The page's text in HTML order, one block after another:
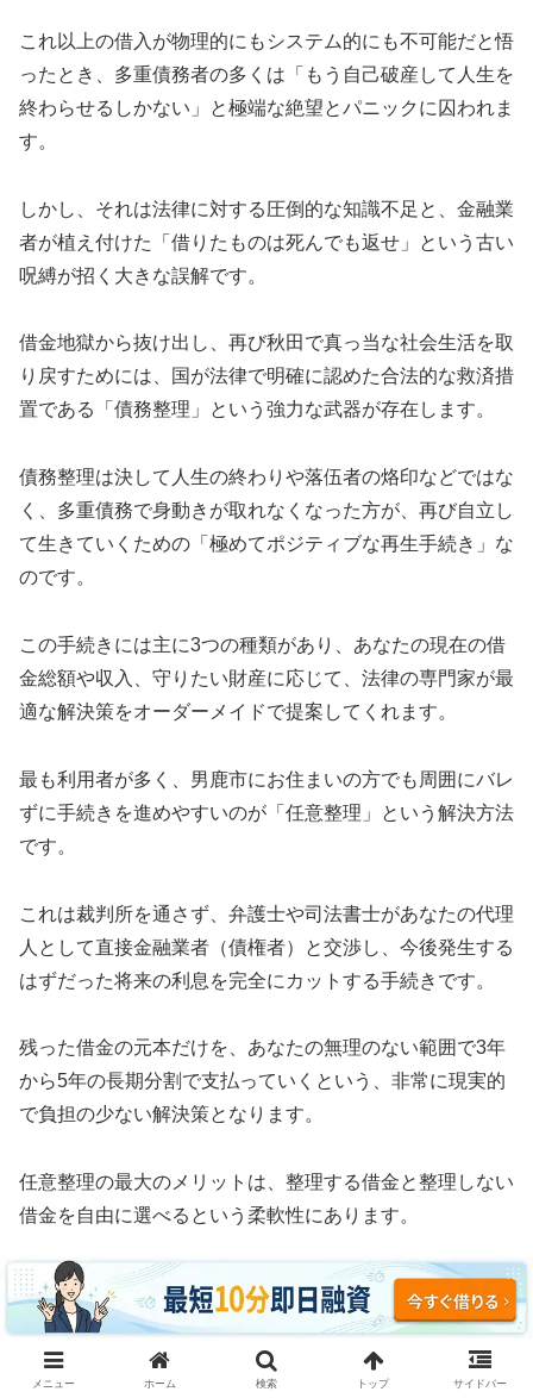
これ以上の借入が物理的にもシステム的にも不可能だと悟
ったとき、多重債務者の多くは「もう自己破産して人生を
終わらせるしかない」と極端な絶望とパニックに囚われま
す。
しかし、それは法律に対する圧倒的な知識不足と、金融業
者が植え付けた「借りたものは死んでも返せ」という古い
呪縛が招く大きな誤解です。
借金地獄から抜け出し、再び秋田で真っ当な社会生活を取
り戻すためには、国が法律で明確に認めた合法的な救済措
置である「債務整理」という強力な武器が存在します。
債務整理は決して人生の終わりや落伍者の烙印などではな
く、多重債務で身動きが取れなくなった方が、再び自立し
て生きていくための「極めてポジティブな再生手続き」な
のです。
この手続きには主に3つの種類があり、あなたの現在の借
金総額や収入、守りたい財産に応じて、法律の専門家が最
適な解決策をオーダーメイドで提案してくれます。
最も利用者が多く、男鹿市にお住まいの方でも周囲にバレ
ずに手続きを進めやすいのが「任意整理」という解決方法
です。
これは裁判所を通さず、弁護士や司法書士があなたの代理
人として直接金融業者（債権者）と交渉し、今後発生する
はずだった将来の利息を完全にカットする手続きです。
残った借金の元本だけを、あなたの無理のない範囲で3年
から5年の長期分割で支払っていくという、非常に現実的
で負担の少ない解決策となります。
任意整理の最大のメリットは、整理する借金と整理しない
借金を自由に選べるという柔軟性にあります。
例えば、車のローンや住宅ローン、あるいは保証人に迷惑
がかかる奨学金などはそのまま支払い続け、消費者金融や
クレジットカードのリボ払いだけを対象にして利息をゼロ
にすることが可能です。
メニュー ホーム 検索 トップ サイドバー